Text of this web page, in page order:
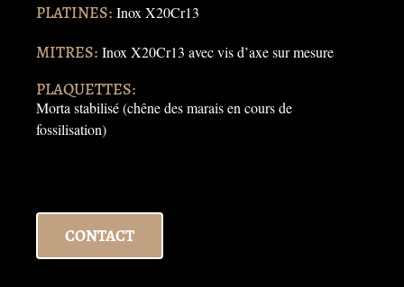
PLATINES: Inox X20Cr13
MITRES: Inox X20Cr13 avec vis d’axe sur mesure
PLAQUETTES:
Morta stabilisé (chêne des marais en cours de
fossilisation)
CONTACT